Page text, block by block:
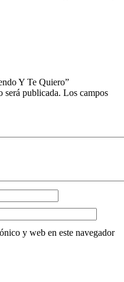
Y Te Quiero”
será publicada. Los campos
y web en este navegador